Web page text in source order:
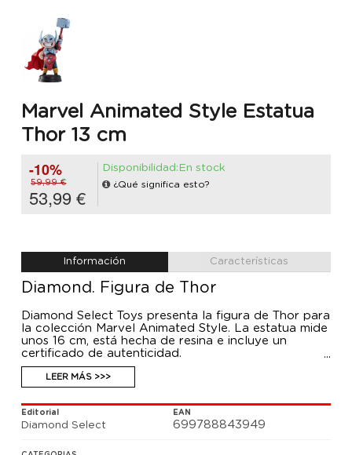
Marvel Animated Style Estatua
Thor 13 cm
-10%
59,99 €
53,99 €
Disponibilidad:En stock
¿Qué significa esto?
Información Características
Diamond. Figura de Thor
Diamond Select Toys presenta la figura de Thor para
la colección Marvel Animated Style. La estatua mide
unos 16 cm, está hecha de resina e incluye un
certificado de autenticidad.
LEER MÁS >>>
Editorial
Diamond Select
EAN
699788843949